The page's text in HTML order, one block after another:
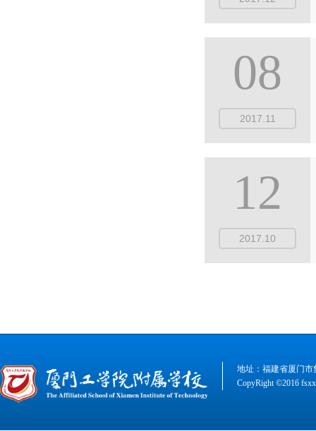
2017.11
08
2017.10
12
地址：福建省厦门市
CopyRight ©2016